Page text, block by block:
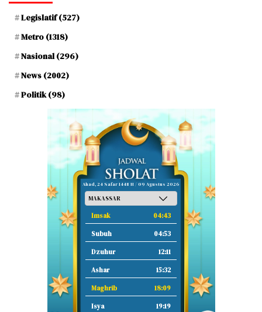
Legislatif(527)
Metro (1318)
Nasional(296)
News (2002)
Politik(98)
Ahad, 24 Safar 1448 H / 09 Agustus 2026
Imsak 04:43
Subuh 04:53
Dzuhur 12:11
Ashar 15:32
Maghrib 18:09
Isya 19:19